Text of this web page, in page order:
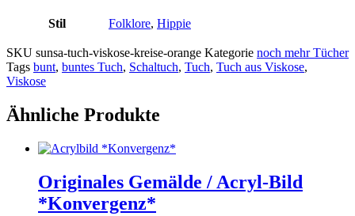
Stil Folklore, Hippie
SKU sunsa-tuch-viskose-kreise-orange Kategorie noch mehr Tücher
Tags bunt, buntes Tuch, Schaltuch, Tuch, Tuch aus Viskose,
Viskose
Ähnliche Produkte
Originales Gemälde / Acryl-Bild
*Konvergenz*